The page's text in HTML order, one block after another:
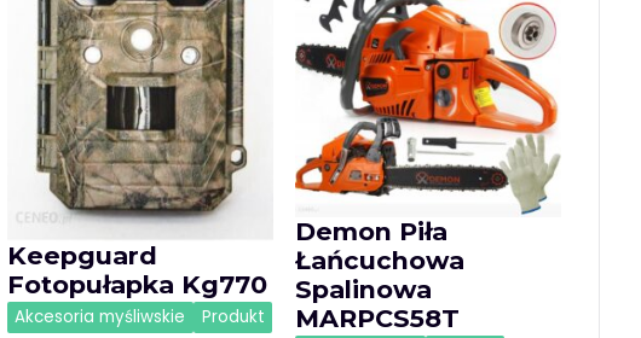
Keepguard
Fotopułapka Kg770
Akcesoria myśliwskie Produkt
Demon Piła
Łańcuchowa
Spalinowa
MARPCS58T